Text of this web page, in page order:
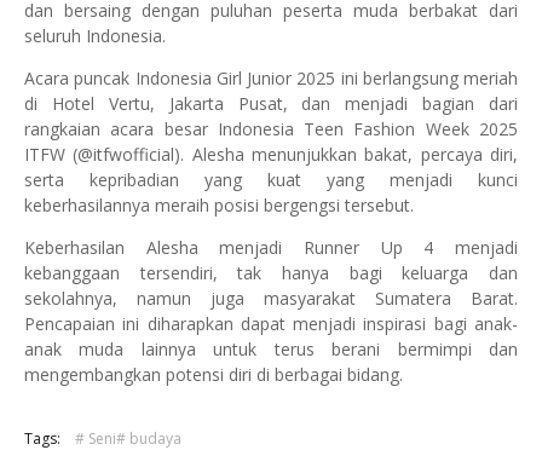
dan bersaing dengan puluhan peserta muda berbakat dari
seluruh Indonesia.
Acara puncak Indonesia Girl Junior 2025 ini berlangsung meriah
di Hotel Vertu, Jakarta Pusat, dan menjadi bagian dari
rangkaian acara besar Indonesia Teen Fashion Week 2025
ITFW (@itfwofficial). Alesha menunjukkan bakat, percaya diri,
serta kepribadian yang kuat yang menjadi kunci
keberhasilannya meraih posisi bergengsi tersebut.
Keberhasilan Alesha menjadi Runner Up 4 menjadi
kebanggaan tersendiri, tak hanya bagi keluarga dan
sekolahnya, namun juga masyarakat Sumatera Barat.
Pencapaian ini diharapkan dapat menjadi inspirasi bagi anak-
anak muda lainnya untuk terus berani bermimpi dan
mengembangkan potensi diri di berbagai bidang.
Tags: # Seni# budaya